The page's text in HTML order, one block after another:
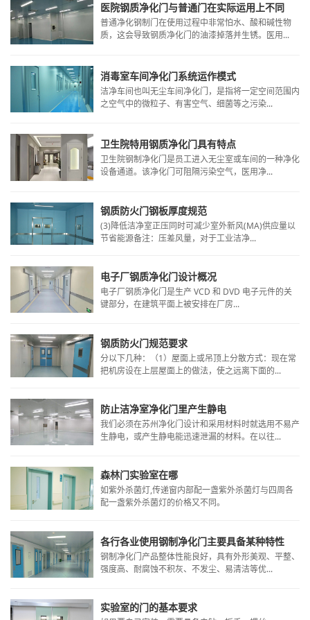
医院钢质净化门与普通门在实际运用上不同
普通净化钢制门在使用过程中非常怕水、酸和碱性物
质，这会导致钢质净化门的油漆掉落并生锈。医用...
消毒室车间净化门系统运作模式
​洁净车间也叫无尘车间净化门，是指将一定空间范围内
之空气中的微粒子、有害空气、细菌等之污染...
卫生院特用钢质净化门具有特点
​卫生院钢制净化门是员工进入无尘室或车间的一种净化
设备通道。该净化门可阻隔污染空气，医用净...
钢质防火门钢板厚度规范
(3)降低洁净室正压同时可减少室外新风(MA)供应量以
节省能源备注：压差风量，对于工业洁净...
电子厂钢质净化门设计概况
​电子厂钢质净化门是生产 VCD 和 DVD 电子元件的关
键部分，在建筑平面上被安排在厂房...
钢质防火门规范要求
分以下几种：（1）屋面上或吊顶上分散方式：现在常
把机房设在上层屋面上的做法，使之远离下面的...
防止洁净室净化门里产生静电
我们必须在苏州净化门设计和采用材料时就选用不易产
生静电，或产生静电能迅速泄漏的材料。在以往...
森林门实验室在哪
如紫外杀菌灯,传递窗内部配一盏紫外杀菌灯与四周各
配一盏紫外杀菌灯的价格又不同。
各行各业使用钢制净化门主要具备某种特性
​钢制净化门产品整体性能良好，具有外形美观、平整、
强度高、耐腐蚀不积灰、不发尘、易清洁等优...
实验室的门的基本要求